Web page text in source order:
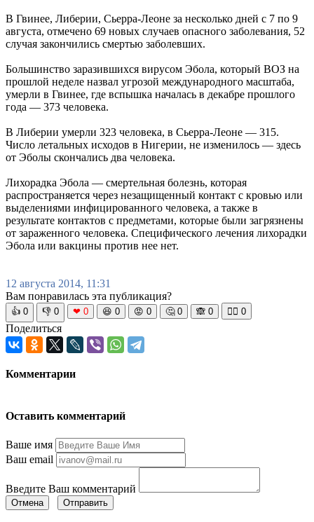
В Гвинее, Либерии, Сьерра-Леоне за несколько дней с 7 по 9
августа, отмечено 69 новых случаев опасного заболевания, 52
случая закончились смертью заболевших.
Большинство заразившихся вирусом Эбола, который ВОЗ на
прошлой неделе назвал угрозой международного масштаба,
умерли в Гвинее, где вспышка началась в декабре прошлого
года — 373 человека.
В Либерии умерли 323 человека, в Сьерра-Леоне — 315.
Число летальных исходов в Нигерии, не изменилось — здесь
от Эболы скончались два человека.
Лихорадка Эбола — смертельная болезнь, которая
распространяется через незащищенный контакт с кровью или
выделениями инфицированного человека, а также в
результате контактов с предметами, которые были загрязнены
от зараженного человека. Специфического лечения лихорадки
Эбола или вакцины против нее нет.
12 августа 2014, 11:31
Вам понравилась эта публикация?
👍 0 👎 0 ❤ 0 😆 0 😡 0 🤔 0 🙈 0 🧘‍♀️ 0
Поделиться
Комментарии
Оставить комментарий
Ваше имя
Ваш email
Введите Ваш комментарий
Отмена Отправить